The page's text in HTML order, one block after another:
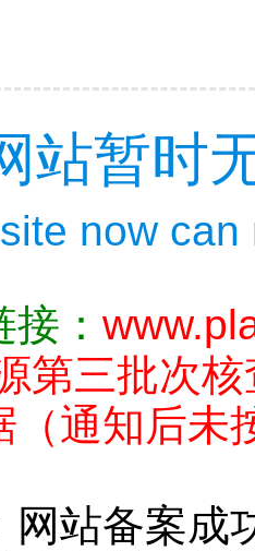
站暂时
now
：
第三批次
（通知后未
网站备案成